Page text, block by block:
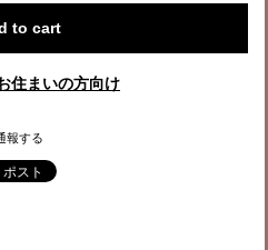
to cart
住まいの方向け
報する